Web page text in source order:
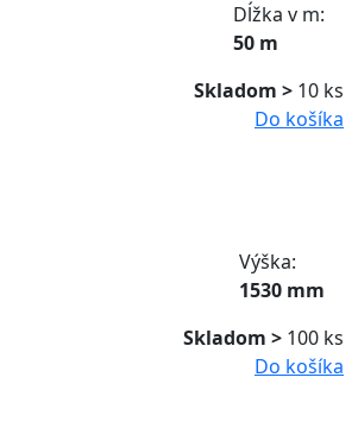
Dĺžka v m:
50 m
Skladom > 10 ks
Do košíka
Výška:
1530 mm
Skladom > 100 ks
Do košíka